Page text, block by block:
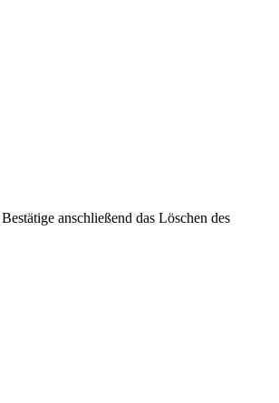
anschließend das Löschen des